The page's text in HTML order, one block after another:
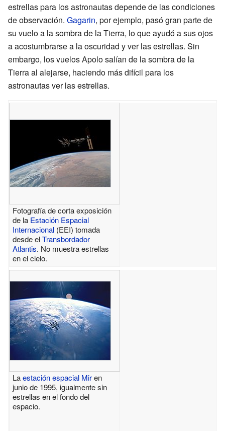
estrellas para los astronautas depende de las condiciones
de observación. Gagarin, por ejemplo, pasó gran parte de
su vuelo a la sombra de la Tierra, lo que ayudó a sus ojos
a acostumbrarse a la oscuridad y ver las estrellas. Sin
embargo, los vuelos Apolo salían de la sombra de la
Tierra al alejarse, haciendo más difícil para los
astronautas ver las estrellas.
Fotografía de corta exposición
de la Estación Espacial
Internacional (EEI) tomada
desde elTransbordador
Atlantis. No muestra estrellas
en el cielo.
Laestación espacial Miren
junio de 1995, igualmente sin
estrellas en el fondo del
espacio.